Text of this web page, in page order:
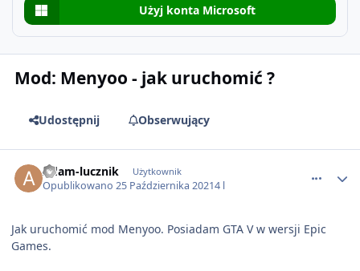
Użyj konta Microsoft
Mod: Menyoo - jak uruchomić ?
Udostępnij Obserwujący
Adam-lucznik Użytkownik
Opublikowano25 Października 20214 l
Jak uruchomić mod Menyoo. Posiadam GTA V w wersji Epic
Games.